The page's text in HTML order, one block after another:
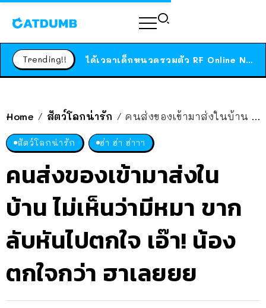
Trending!! ได้เวลาเด็กหนวดรวมตัว RF Online Next เปิดให้เล่นแล้ว เกม Sci-Fi MMORPG ระดับตำนาน เล่นได้ทั้งมือถือและ PC
Home / สัตว์โลกน่ารัก / คนส่งของเข้ามาส่งในบ้าน ไม่เห็นว่ามีหมา ขากลับหันไปตกใจ เอ๊า! น้องตกใจกว่า ฮาเลยยย
สัตว์โลกน่ารัก ฮ่า ฮ่า ฮ่าาา
คนส่งของเข้ามาส่งใน
บ้าน ไม่เห็นว่ามีหมา ขาก
ลับหันไปตกใจ เอ๊า! น้อง
ตกใจกว่า ฮาเลยยย